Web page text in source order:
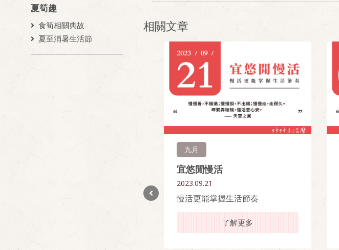
夏筍趣
食筍相關典故
夏至消暑生活節
相關文章
九月
宜悠閒慢活
2023.09.21
慢活更能掌握生活節奏
了解更多